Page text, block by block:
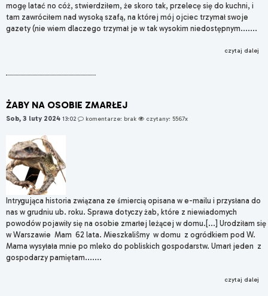
mogę latać no cóż, stwierdziłem, że skoro tak, przelecę się do kuchni, i
tam zawróciłem nad wysoką szafą, na której mój ojciec trzymał swoje
gazety (nie wiem dlaczego trzymał je w tak wysokim niedostępnym.......
czytaj dalej
ŻABY NA OSOBIE ZMARŁEJ
Sob, 3 luty 2024 13:02 komentarze: brak czytany: 5567x
Intrygująca historia związana ze śmiercią opisana w e-mailu i przysłana do
nas w grudniu ub. roku. Sprawa dotyczy żab, które z niewiadomych
powodów pojawiły się na osobie zmarłej leżącej w domu.[...] Urodziłam się
w Warszawie Mam 62 lata. Mieszkaliŝmy w domu z ogródkiem pod W.
Mama wysyłała mnie po mleko do pobliskich gospodarstw. Umarł jeden z
gospodarzy pamiętam.......
czytaj dalej